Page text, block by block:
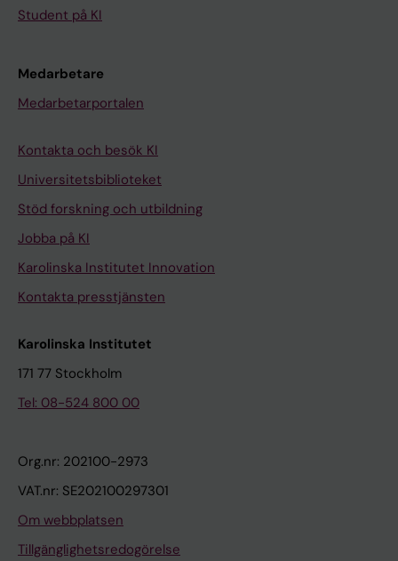
Student på KI
Medarbetare
Medarbetarportalen
Kontakta och besök KI
Universitetsbiblioteket
Stöd forskning och utbildning
Jobba på KI
Karolinska Institutet Innovation
Kontakta presstjänsten
Karolinska Institutet
171 77 Stockholm
Tel: 08-524 800 00
Org.nr: 202100-2973
VAT.nr: SE202100297301
Om webbplatsen
Tillgänglighetsredogörelse